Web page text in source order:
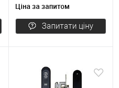
Ціна за запитом
Запитати ціну